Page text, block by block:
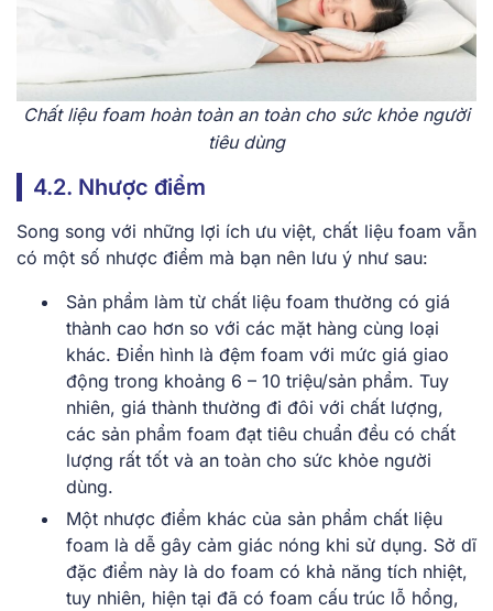
Chất liệu foam hoàn toàn an toàn cho sức khỏe người
tiêu dùng
4.2. Nhược điểm
Song song với những lợi ích ưu việt, chất liệu foam vẫn
có một số nhược điểm mà bạn nên lưu ý như sau:
Sản phẩm làm từ chất liệu foam thường có giá
thành cao hơn so với các mặt hàng cùng loại
khác. Điển hình là đệm foam với mức giá giao
động trong khoảng 6 – 10 triệu/sản phẩm. Tuy
nhiên, giá thành thường đi đôi với chất lượng,
các sản phẩm foam đạt tiêu chuẩn đều có chất
lượng rất tốt và an toàn cho sức khỏe người
dùng.
Một nhược điểm khác của sản phẩm chất liệu
foam là dễ gây cảm giác nóng khi sử dụng. Sở dĩ
đặc điểm này là do foam có khả năng tích nhiệt,
tuy nhiên, hiện tại đã có foam cấu trúc lỗ hổng,